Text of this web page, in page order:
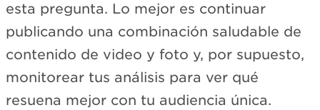
esta pregunta. Lo mejor es continuar
publicando una combinación saludable de
contenido de video y foto y, por supuesto,
monitorear tus análisis para ver qué
resuena mejor con tu audiencia única.